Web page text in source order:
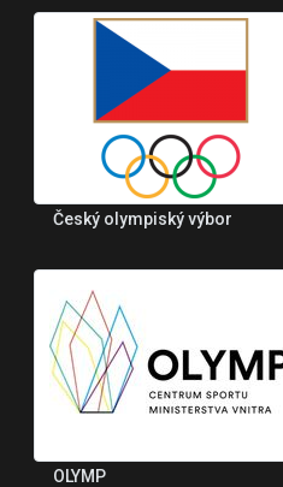
Český olympiský výbor
OLYMP